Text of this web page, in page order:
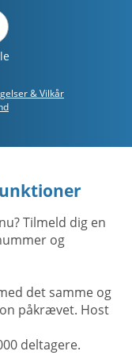
& Vilkår
Tilmeld dig en
og
det samme og
påkrævet. Host
deltagere.